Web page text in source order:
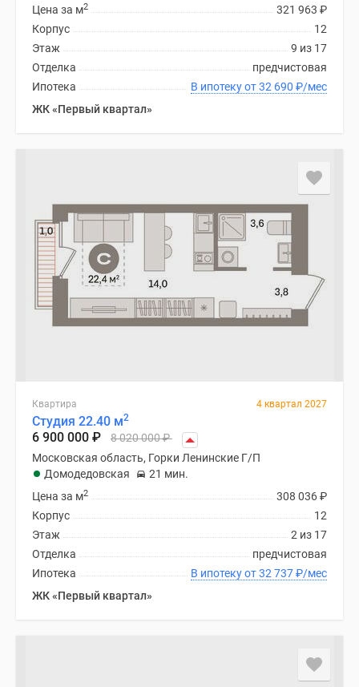
321 963 ₽
Цена за м2
12
Корпус
9 из 17
Этаж
предчистовая
Отделка
В ипотеку от 32 690 ₽/мес
Ипотека
ЖК «Первый квартал»
Квартира 4 квартал 2027
Студия 22.40 м2
6 900 000 ₽ 8 020 000₽
Московская область, Горки Ленинские Г/П
Домодедовская
21 мин.
308 036₽
Цена за м2
12
Корпус
2 из 17
Этаж
предчистовая
Отделка
В ипотеку от 32 737₽/мес
Ипотека
ЖК «Первый квартал»